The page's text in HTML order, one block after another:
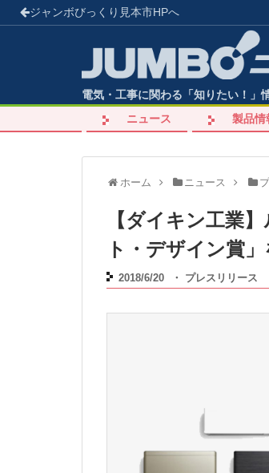
ジャンボびっくり見本市HPへ
電気・工事に関わる「知りたい！」
ニュース
製品情
ホーム ニュース
【ダイキン工業
ト・デザイン賞
2018/6/20 ・ プレスリリース